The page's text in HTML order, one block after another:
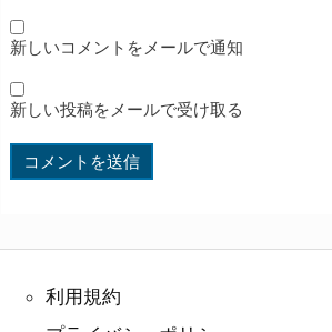
新しいコメントをメールで通知
新しい投稿をメールで受け取る
利用規約